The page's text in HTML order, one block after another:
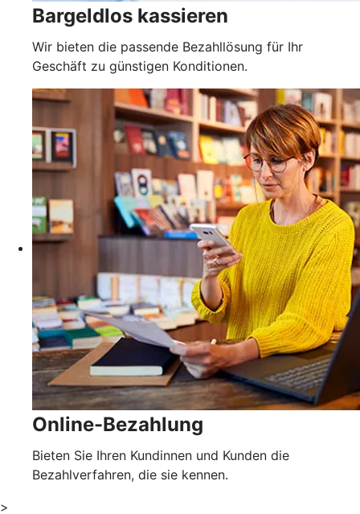
Bargeldlos kassieren
Wir bieten die passende Bezahllösung für Ihr
Geschäft zu günstigen Konditionen.
Online-Bezahlung
Bieten Sie Ihren Kundinnen und Kunden die
Bezahlverfahren, die sie kennen.
>